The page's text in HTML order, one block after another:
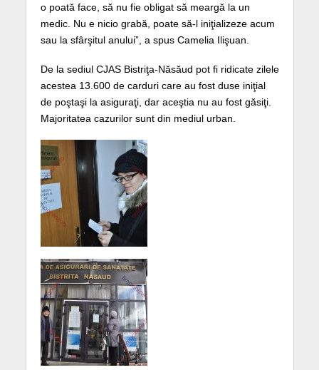
o poată face, să nu fie obligat să meargă la un
medic. Nu e nicio grabă, poate să-l iniţializeze acum
sau la sfârşitul anului”, a spus Camelia Ilişuan.
De la sediul CJAS Bistriţa-Năsăud pot fi ridicate zilele
acestea 13.600 de carduri care au fost duse iniţial
de poştaşi la asiguraţi, dar aceştia nu au fost găsiţi.
Majoritatea cazurilor sunt din mediul urban.